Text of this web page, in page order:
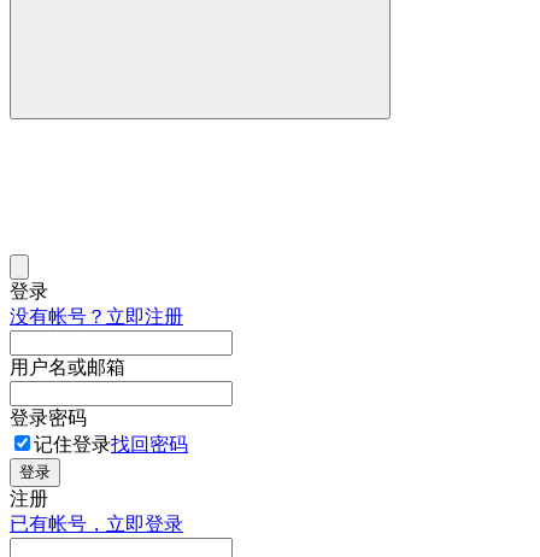
登录
没有帐号？立即注册
用户名或邮箱
登录密码
记住登录找回密码
登录
注册
已有帐号，立即登录